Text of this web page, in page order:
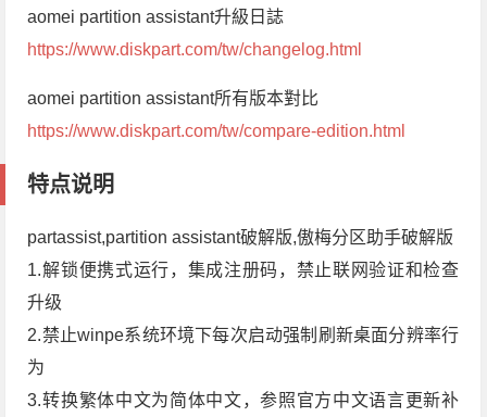
aomei partition assistant升級日誌
https://www.diskpart.com/tw/changelog.html
aomei partition assistant所有版本對比
https://www.diskpart.com/tw/compare-edition.html
特点说明
partassist,partition assistant破解版,傲梅分区助手破解版
1.解锁便携式运行，集成注册码，禁止联网验证和检查
升级
2.禁止winpe系统环境下每次启动强制刷新桌面分辨率行
为
3.转换繁体中文为简体中文，参照官方中文语言更新补